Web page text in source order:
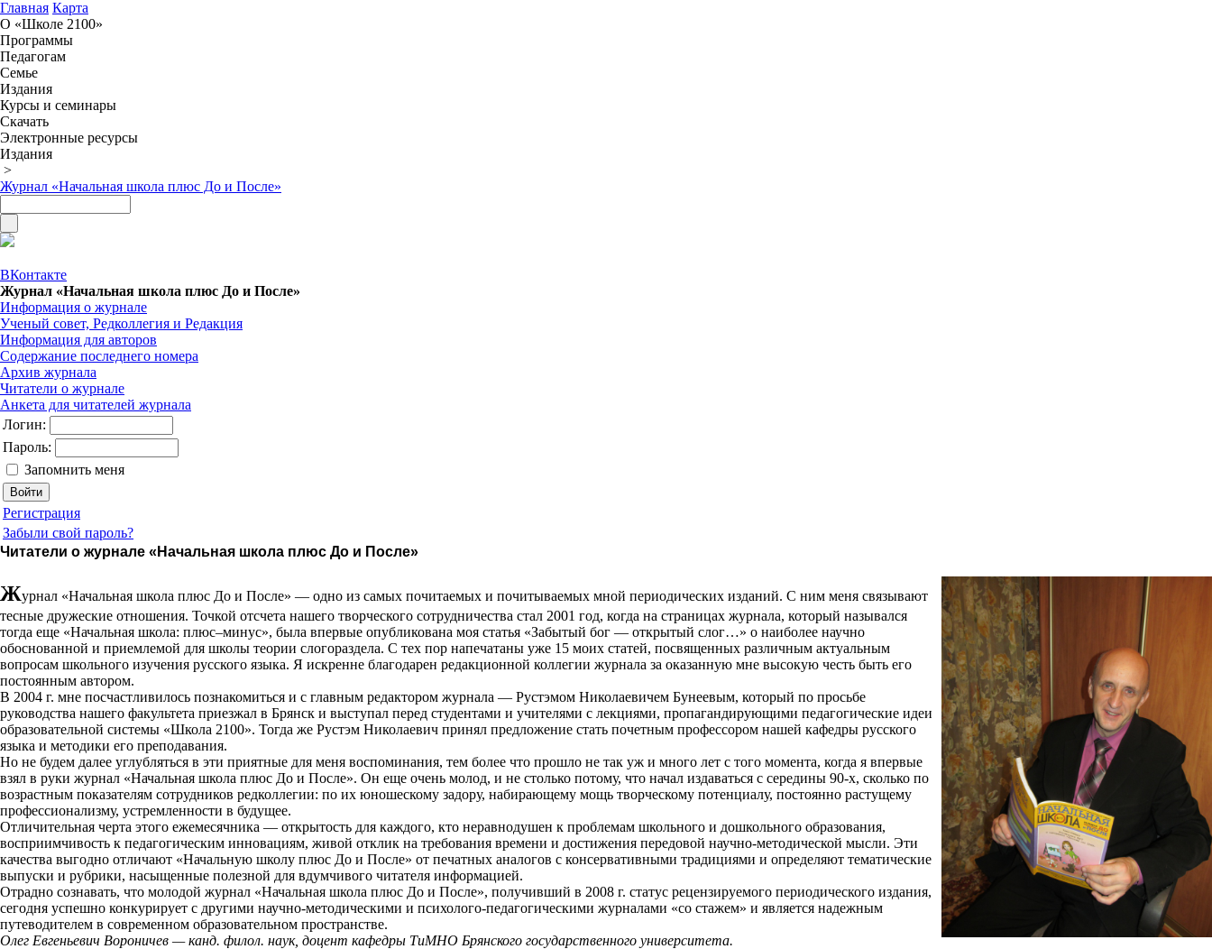
Главная Карта
О «Школе 2100»
Программы
Педагогам
Семье
Издания
Курсы и семинары
Скачать
Электронные ресурсы
Издания
>
Журнал «Начальная школа плюс До и После»
ВКонтакте
Журнал «Начальная школа плюс До и После»
Информация о журнале
Ученый совет, Редколлегия и Редакция
Информация для авторов
Содержание последнего номера
Архив журнала
Читатели о журнале
Анкета для читателей журнала
Логин:
Пароль:
Запомнить меня
Регистрация
Забыли свой пароль?
Читатели о журнале «Начальная школа плюс До и После»
Журнал «Начальная школа плюс До и После» — одно из самых почитаемых и почитываемых мной периодических изданий. С ним меня связывают
тесные дружеские отношения. Точкой отсчета нашего творческого сотрудничества стал 2001 год, когда на страницах журнала, который назывался
тогда еще «Начальная школа: плюс–минус», была впервые опубликована моя статья «Забытый бог — открытый слог…» о наиболее научно
обоснованной и приемлемой для школы теории слогораздела. С тех пор напечатаны уже 15 моих статей, посвященных различным актуальным
вопросам школьного изучения русского языка. Я искренне благодарен редакционной коллегии журнала за оказанную мне высокую честь быть его
постоянным автором.
В 2004 г. мне посчастливилось познакомиться и с главным редактором журнала — Рустэмом Николаевичем Бунеевым, который по просьбе
руководства нашего факультета приезжал в Брянск и выступал перед студентами и учителями с лекциями, пропагандирующими педагогические идеи
образовательной системы «Школа 2100». Тогда же Рустэм Николаевич принял предложение стать почетным профессором нашей кафедры русского
языка и методики его преподавания.
Но не будем далее углубляться в эти приятные для меня воспоминания, тем более что прошло не так уж и много лет с того момента, когда я впервые
взял в руки журнал «Начальная школа плюс До и После». Он еще очень молод, и не столько потому, что начал издаваться с середины 90-х, сколько по
возрастным показателям сотрудников редколлегии: по их юношескому задору, набирающему мощь творческому потенциалу, постоянно растущему
профессионализму, устремленности в будущее.
Отличительная черта этого ежемесячника — открытость для каждого, кто неравнодушен к проблемам школьного и дошкольного образования,
восприимчивость к педагогическим инновациям, живой отклик на требования времени и достижения передовой научно-методической мысли. Эти
качества выгодно отличают «Начальную школу плюс До и После» от печатных аналогов с консервативными традициями и определяют тематические
выпуски и рубрики, насыщенные полезной для вдумчивого читателя информацией.
Отрадно сознавать, что молодой журнал «Начальная школа плюс До и После», получивший в 2008 г. статус рецензируемого периодического издания,
сегодня успешно конкурирует с другими научно-методическими и психолого-педагогическими журналами «со стажем» и является надежным
путеводителем в современном образовательном пространстве.
Олег Евгеньевич Вороничев — канд. филол. наук, доцент кафедры ТиМНО Брянского государственного университета.